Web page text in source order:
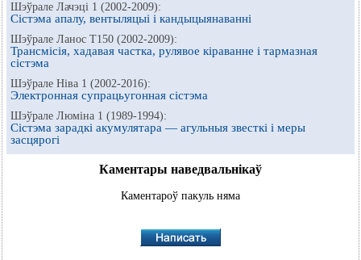
Шэўрале Лачэці 1 (2002-2009):
Сістэма апалу, вентыляцыі і кандыцыянаванні
Шэўрале Ланос Т150 (2002-2009):
Трансмісія, хадавая частка, рулявое кіраванне і тармазная
сістэма
Шэўрале Ніва 1 (2002-2016):
Электронная супрацьугонная сістэма
Шэўрале Люміна 1 (1989-1994):
Сістэма зарадкі акумулятара — агульныя звесткі і меры
засцярогі
Каментары наведвальнікаў
Каментароў пакуль няма